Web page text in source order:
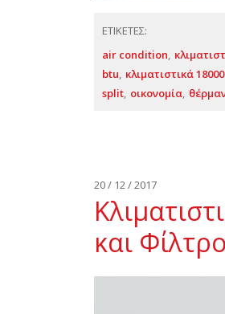
ΕΤΙΚΕΤΕΣ:
air condition
btu κλιματιστικά
split οικονομία
20 / 12 / 2017
και